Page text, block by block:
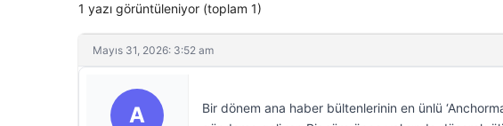
1 yazı görüntüleniyor (toplam 1)
Mayıs 31, 2026: 3:52 am
A
Bir dönem ana haber bültenlerinin en ünlü